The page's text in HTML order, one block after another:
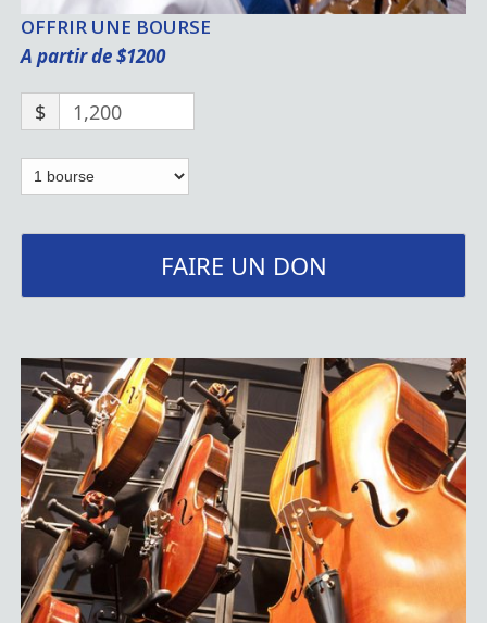
OFFRIR UNE BOURSE
A partir de $1200
$ 1,200
FAIRE UN DON